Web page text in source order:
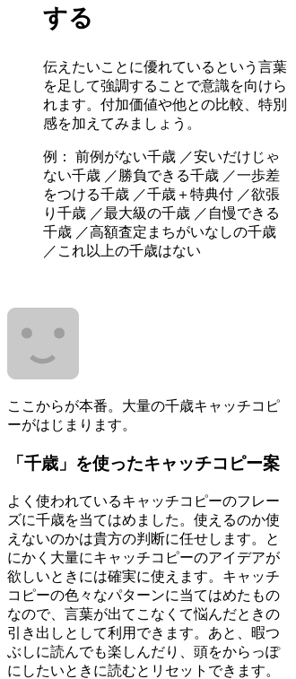
する
伝えたいことに優れているという言葉
を足して強調することで意識を向けら
れます。付加価値や他との比較、特別
感を加えてみましょう。
例： 前例がない千歳 ／安いだけじゃ
ない千歳 ／勝負できる千歳 ／一歩差
をつける千歳 ／千歳＋特典付 ／欲張
り千歳 ／最大級の千歳 ／自慢できる
千歳 ／高額査定まちがいなしの千歳
／これ以上の千歳はない
ここからが本番。大量の千歳キャッチコピ
ーがはじまります。
「千歳」を使ったキャッチコピー案
よく使われているキャッチコピーのフレー
ズに千歳を当てはめました。使えるのか使
えないのかは貴方の判断に任せします。と
にかく大量にキャッチコピーのアイデアが
欲しいときには確実に使えます。キャッチ
コピーの色々なパターンに当てはめたもの
なので、言葉が出てこなくて悩んだときの
引き出しとして利用できます。あと、暇つ
ぶしに読んでも楽しんだり、頭をからっぽ
にしたいときに読むとリセットできます。